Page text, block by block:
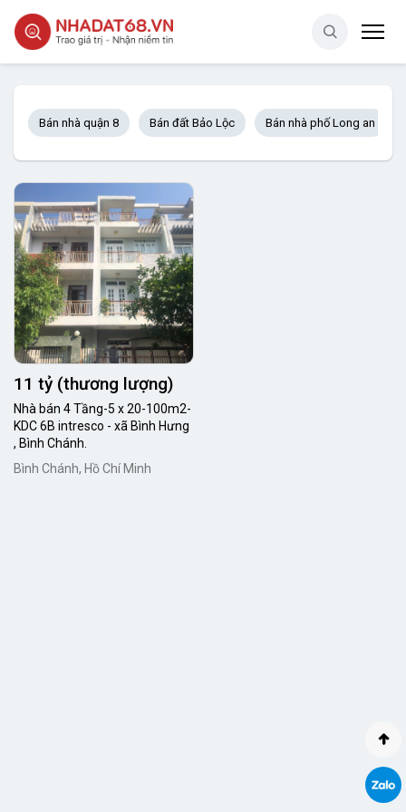
Bán nhà quận 8 Bán đất Bảo Lộc Bán nhà phố Long an
11 tỷ (thương lượng)
Nhà bán 4 Tầng-5 x 20-100m2-
KDC 6B intresco - xã Bình Hưng
, Bình Chánh.
Bình Chánh, Hồ Chí Minh